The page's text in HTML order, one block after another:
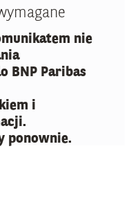
nie
BNP Paribas
i
ponownie.